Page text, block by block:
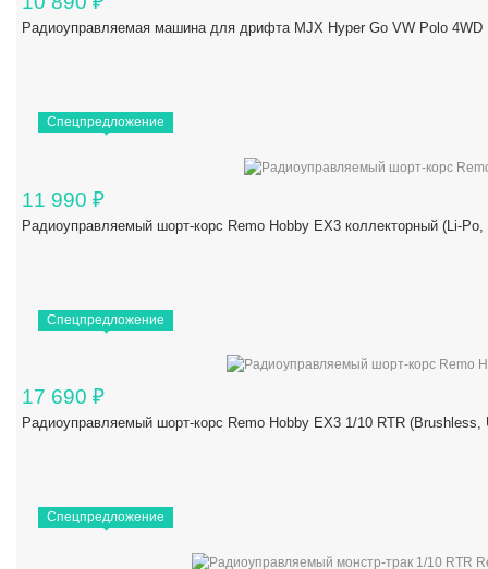
Радиоуправляемая машина для дрифта MJX Hyper Go VW Polo
Спецпредложение
11 990 ₽
Радиоуправляемый шорт-корс Remo Hobby EX3 коллекторный (Li-
Спецпредложение
17 690 ₽
Радиоуправляемый шорт-корс Remo Hobby EX3 1/10 RTR
Спецпредложение